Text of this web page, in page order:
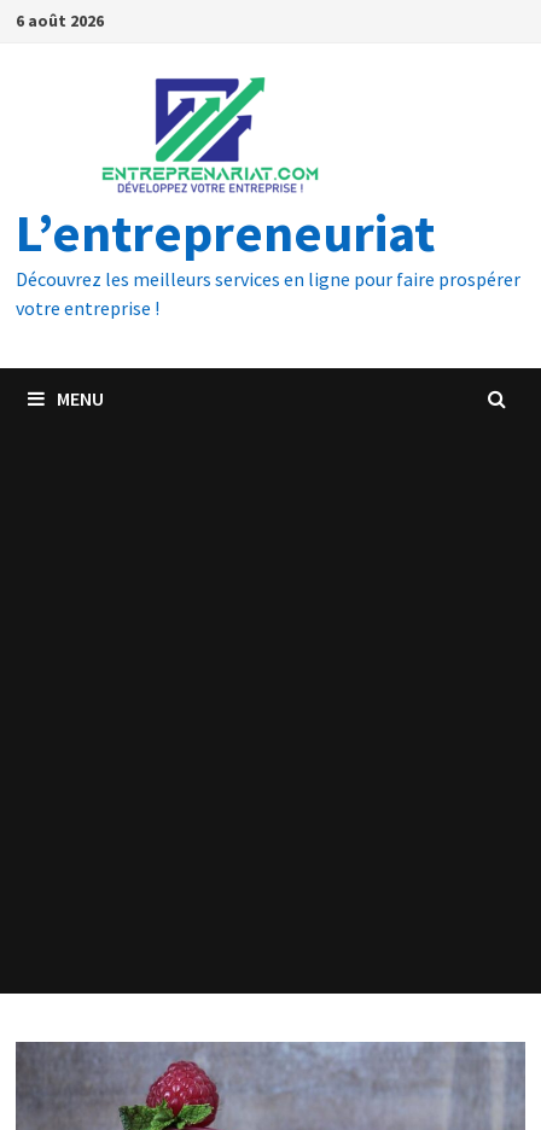
6 août 2026
L’entrepreneuriat
Découvrez les meilleurs services en ligne pour faire prospérer
votre entreprise !
MENU